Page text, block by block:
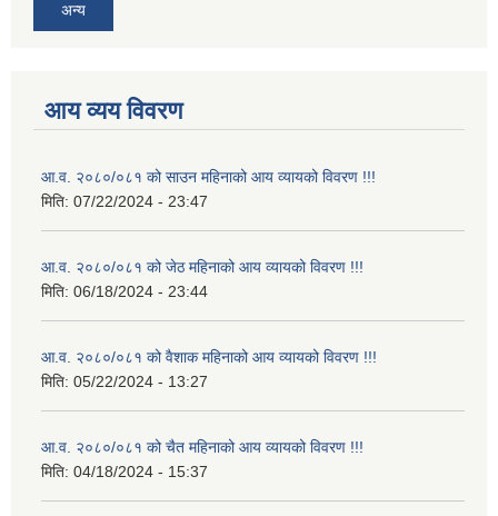
अन्य
आय व्यय विवरण
आ.व. २०८०/०८१ को साउन महिनाको आय व्यायको विवरण !!!
मिति: 07/22/2024 - 23:47
आ.व. २०८०/०८१ को जेठ महिनाको आय व्यायको विवरण !!!
मिति: 06/18/2024 - 23:44
आ.व. २०८०/०८१ को वैशाक महिनाको आय व्यायको विवरण !!!
मिति: 05/22/2024 - 13:27
आ.व. २०८०/०८१ को चैत महिनाको आय व्यायको विवरण !!!
मिति: 04/18/2024 - 15:37